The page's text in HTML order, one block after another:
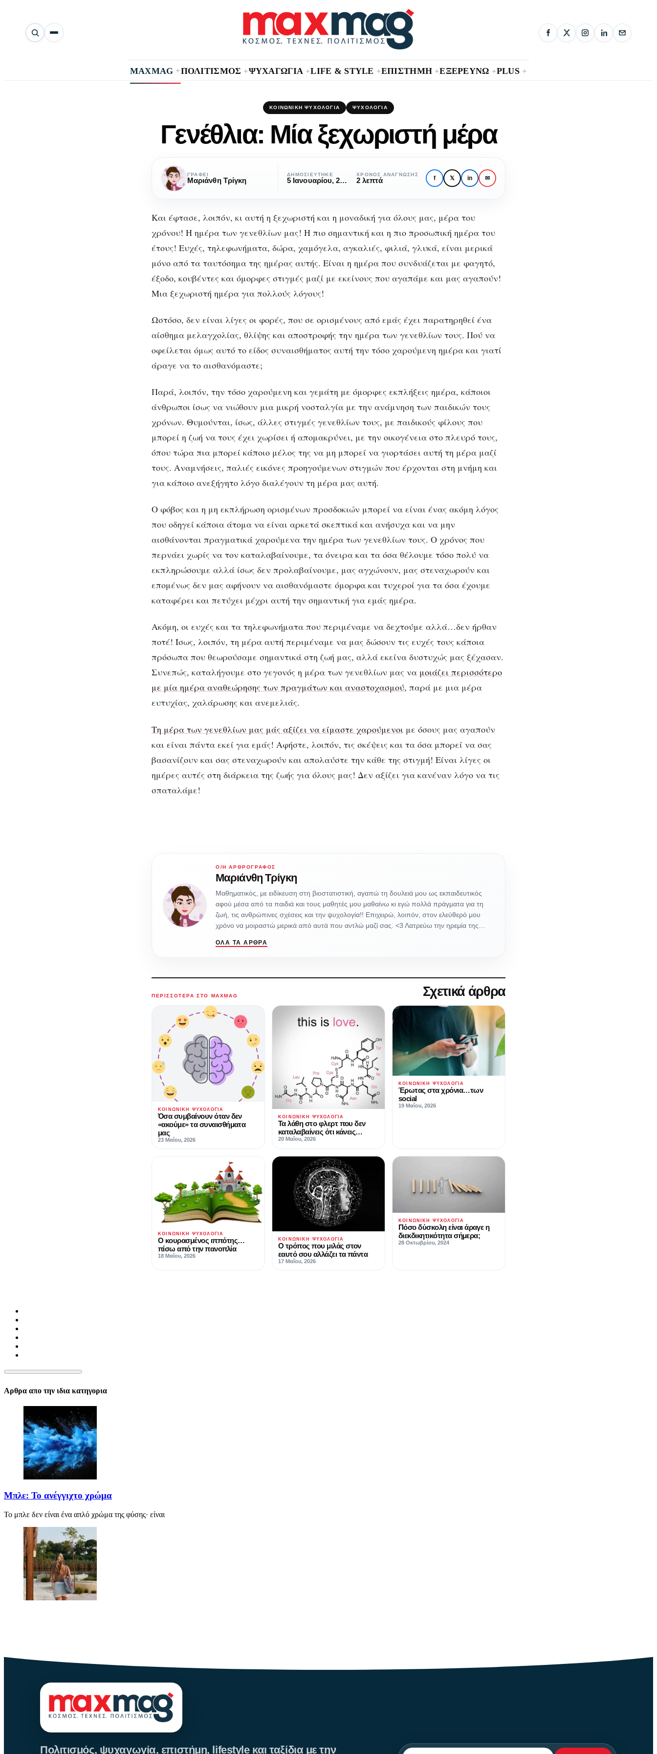
Αναζήτηση
άρθρων
MAXMAG +ΠΟΛΙΤΙΣΜΟΣ +ΨΥΧΑΓΩΓΙΑ +LIFE & STYLE +ΕΠΙΣΤΗΜΗ +ΕΞΕΡΕΥΝΩ +PLUS +
ΚΟΙΝΩΝΙΚΉ ΨΥΧΟΛΟΓΊΑ ΨΥΧΟΛΟΓΊΑ
Γενέθλια: Μία ξεχωριστή μέρα
ΓΡΆΦΕΙ
Μαριάνθη Τρίγκη
ΔΗΜΟΣΙΕΎΤΗΚΕ
5 Ιανουαρίου, 2023
ΧΡΌΝΟΣ ΑΝΆΓΝΩΣΗΣ
2 λεπτά f 𝕏 in ✉
Και έφτασε, λοιπόν, κι αυτή η ξεχωριστή και η μοναδική για όλους μας, μέρα του
χρόνου! Η ημέρα των γενεθλίων μας! Η πιο σημαντική και η πιο προσωπική ημέρα του
έτους! Ευχές, τηλεφωνήματα, δώρα, χαμόγελα, αγκαλιές, φιλιά, γλυκά, είναι μερικά
μόνο από τα ταυτόσημα της ημέρας αυτής. Είναι η ημέρα που συνδυάζεται με φαγητό,
έξοδο, κουβέντες και όμορφες στιγμές μαζί με εκείνους που αγαπάμε και μας αγαπούν!
Μια ξεχωριστή ημέρα για πολλούς λόγους!
Ωστόσο, δεν είναι λίγες οι φορές, που σε ορισμένους από εμάς έχει παρατηρηθεί ένα
αίσθημα μελαγχολίας, θλίψης και αποστροφής την ημέρα των γενεθλίων τους. Πού να
οφείλεται όμως αυτό το είδος συναισθήματος αυτή την τόσο χαρούμενη ημέρα και γιατί
άραγε να το αισθανόμαστε;
Παρά, λοιπόν, την τόσο χαρούμενη και γεμάτη με όμορφες εκπλήξεις ημέρα, κάποιοι
άνθρωποι ίσως να νιώθουν μια μικρή νοσταλγία με την ανάμνηση των παιδικών τους
χρόνων. Θυμούνται, ίσως, άλλες στιγμές γενεθλίων τους, με παιδικούς φίλους που
μπορεί η ζωή να τους έχει χωρίσει ή απομακρύνει, με την οικογένεια στο πλευρό τους,
όπου τώρα πια μπορεί κάποιο μέλος της να μη μπορεί να γιορτάσει αυτή τη μέρα μαζί
τους. Αναμνήσεις, παλιές εικόνες προηγούμενων στιγμών που έρχονται στη μνήμη και
για κάποιο ανεξήγητο λόγο διαλέγουν τη μέρα μας αυτή.
Ο φόβος και η μη εκπλήρωση ορισμένων προσδοκιών μπορεί να είναι ένας ακόμη λόγος
που οδηγεί κάποια άτομα να είναι αρκετά σκεπτικά και ανήσυχα και να μην
αισθάνονται πραγματικά χαρούμενα την ημέρα των γενεθλίων τους. Ο χρόνος που
περνάει χωρίς να τον καταλαβαίνουμε, τα όνειρα και τα όσα θέλουμε τόσο πολύ να
εκπληρώσουμε αλλά ίσως δεν προλαβαίνουμε, μας αγχώνουν, μας στεναχωρούν και
επομένως δεν μας αφήνουν να αισθανόμαστε όμορφα και τυχεροί για τα όσα έχουμε
καταφέρει και πετύχει μέχρι αυτή την σημαντική για εμάς ημέρα.
Ακόμη, οι ευχές και τα τηλεφωνήματα που περιμέναμε να δεχτούμε αλλά…δεν ήρθαν
ποτέ! Ίσως, λοιπόν, τη μέρα αυτή περιμέναμε να μας δώσουν τις ευχές τους κάποια
πρόσωπα που θεωρούσαμε σημαντικά στη ζωή μας, αλλά εκείνα δυστυχώς μας ξέχασαν.
Συνεπώς, καταλήγουμε στο γεγονός η μέρα των γενεθλίων μας να μοιάζει περισσότερο
με μία ημέρα αναθεώρησης των πραγμάτων και αναστοχασμού, παρά με μια μέρα
ευτυχίας, χαλάρωσης και ανεμελιάς.
Τη μέρα των γενεθλίων μας μάς αξίζει να είμαστε χαρούμενοι με όσους μας αγαπούν
και είναι πάντα εκεί για εμάς! Αφήστε, λοιπόν, τις σκέψεις και τα όσα μπορεί να σας
βασανίζουν και σας στεναχωρούν και απολαύστε την κάθε της στιγμή! Είναι λίγες οι
ημέρες αυτές στη διάρκεια της ζωής για όλους μας! Δεν αξίζει για κανέναν λόγο να τις
σπαταλάμε!
Ο/Η ΑΡΘΡΟΓΡΆΦΟΣ
Μαριάνθη Τρίγκη
Μαθηματικός, με ειδίκευση στη βιοστατιστική, αγαπώ τη δουλειά μου ως εκπαιδευτικός
αφού μέσα από τα παιδιά και τους μαθητές μου μαθαίνω κι εγώ πολλά πράγματα για τη
ζωή, τις ανθρώπινες σχέσεις και την ψυχολογία!! Επιχειρώ, λοιπόν, στον ελεύθερό μου
χρόνο να μοιραστώ μερικά από αυτά που αντλώ μαζί σας. <3 Λατρεύω την ηρεμία της…
ΌΛΑ ΤΑ ΆΡΘΡΑ
ΠΕΡΙΣΣΌΤΕΡΑ ΣΤΟ MAXMAG Σχετικά άρθρα
ΚΟΙΝΩΝΙΚΉ ΨΥΧΟΛΟΓΊΑ
Όσα συμβαίνουν όταν δεν
«ακούμε» τα συναισθήματα
μας
23 Μαΐου, 2026
ΚΟΙΝΩΝΙΚΉ ΨΥΧΟΛΟΓΊΑ
Τα λάθη στο φλερτ που δεν
καταλαβαίνεις ότι κάνεις…
20 Μαΐου, 2026
ΚΟΙΝΩΝΙΚΉ ΨΥΧΟΛΟΓΊΑ
Έρωτας στα χρόνια…των
social
19 Μαΐου, 2026
ΚΟΙΝΩΝΙΚΉ ΨΥΧΟΛΟΓΊΑ
Ο κουρασμένος ιππότης…
πίσω από την πανοπλία
18 Μαΐου, 2026
ΚΟΙΝΩΝΙΚΉ ΨΥΧΟΛΟΓΊΑ
Ο τρόπος που μιλάς στον
εαυτό σου αλλάζει τα πάντα
17 Μαΐου, 2026
ΚΟΙΝΩΝΙΚΉ ΨΥΧΟΛΟΓΊΑ
Πόσο δύσκολη είναι άραγε η
διεκδικητικότητα σήμερα;
28 Οκτωβρίου, 2024
Αρθρα απο την ιδια κατηγορια
Μπλε: Το ανέγγιχτο χρώμα
Το μπλε δεν είναι ένα απλό χρώμα της φύσης· είναι
Πολιτισμός, ψυχαγωγία, επιστήμη, lifestyle και ταξίδια με την